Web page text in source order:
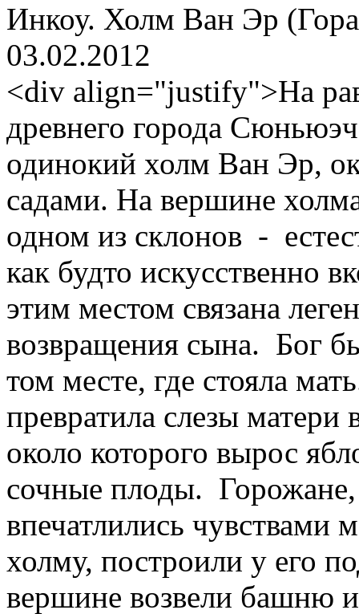
Инкоу. Холм Ван Эр
03.02.2012
<div align="justify">На
древнего города
одинокий холм Ван Эр,
садами. На вершине
одном из склонов -
как будто искусственно
этим местом связана
возвращения сына. Бог
том месте, где стояла
превратила слезы
около которого вырос
сочные плоды.
впечатлились чувствами
холму, построили у его
вершине возвели башню